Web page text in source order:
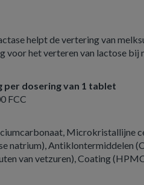
helpt de vertering van
voor het verteren van lactose bij
per dosering van 1 tablet
FCC
Microkristallijne
natrium), Antiklontermiddelen
van vetzuren), Coating